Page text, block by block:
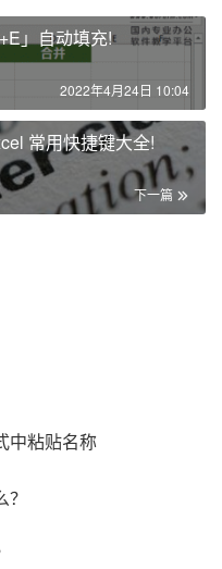
」自动填充!
2022年4月24日 10:04
常用快捷键大全!
下一篇
中粘贴名称